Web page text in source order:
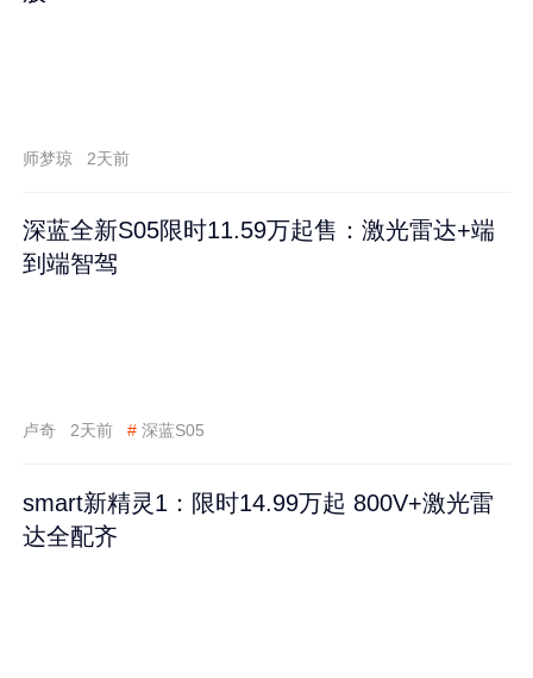
师梦琼 2天前
深蓝全新S05限时11.59万起售：激光雷达+端
到端智驾
卢奇 2天前 # 深蓝S05
smart新精灵1：限时14.99万起 800V+激光雷
达全配齐